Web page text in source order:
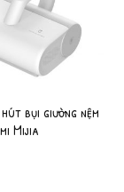
bụi giường nệm
Mijia